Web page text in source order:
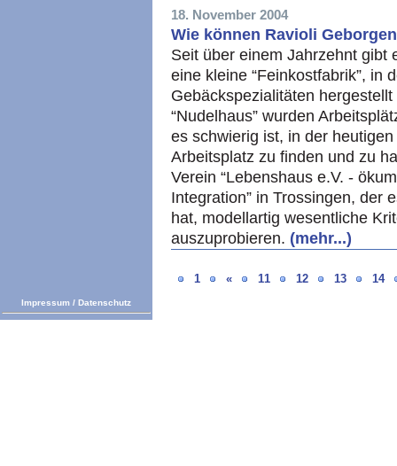
18. November 2004
Wie können Ravioli
Seit über einem Jahrzehnt gibt
eine kleine “Feinkostfabrik”, in
Gebäckspezialitäten
“Nudelhaus” wurden
es schwierig ist, in der
Arbeitsplatz zu finden und zu
Verein “Lebenshaus e.V. -
Integration” in Trossingen, der
hat, modellartig wesentliche
auszuprobieren. (mehr...)
1 « 11 12 13 14
Impressum / Datenschutz